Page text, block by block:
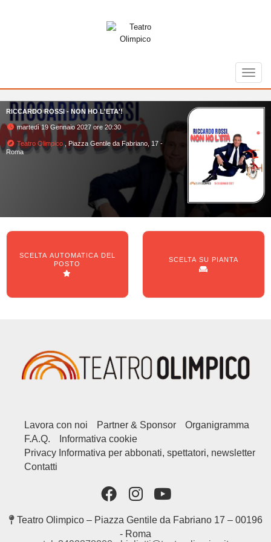
RICCARDO ROSSI - NON HO L'ETA'!
martedì 19 Gennaio 2027 ore 20:30
Teatro Olimpico, Piazza Gentile da Fabriano, 17 -
Roma
SCELTA AUTOMATICA DEL
POSTO
SCELTA SU PIANTA
Lavora con noi Partner & Sponsor
Organigramma
F.A.Q.
Informativa cookie
Privacy Informativa per abbonati, spettatori, newsletter
Contatti
Teatro Olimpico – Piazza Gentile da Fabriano 17 – 00196
- Roma